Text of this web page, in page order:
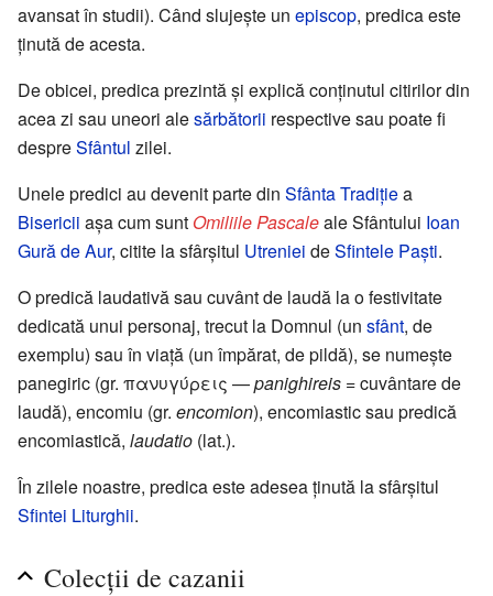
avansat în studii). Când slujește un episcop, predica este
ținută de acesta.
De obicei, predica prezintă și explică conținutul citirilor din
acea zi sau uneori alesărbătorii respective sau poate fi
despreSfântul zilei.
Unele predici au devenit parte din Sfânta Tradițiea
Bisericii așa cum sunt Omiliile Pascaleale Sfântului Ioan
Gură de Aur, citite la sfârșitul Utreniei deSfintele Paști.
O predică laudativă sau cuvânt de laudă la o festivitate
dedicată unui personaj, trecut la Domnul (un sfânt, de
exemplu) sau în viață (un împărat, de pildă), se numește
panegiric (gr. πανυγύρεις —panighireis = cuvântare de
laudă), encomiu (gr. encomion), encomiastic sau predică
encomiastică, laudatio (lat.).
În zilele noastre, predica este adesea ținută la sfârșitul
Sfintei Liturghii.
Colecții de cazanii